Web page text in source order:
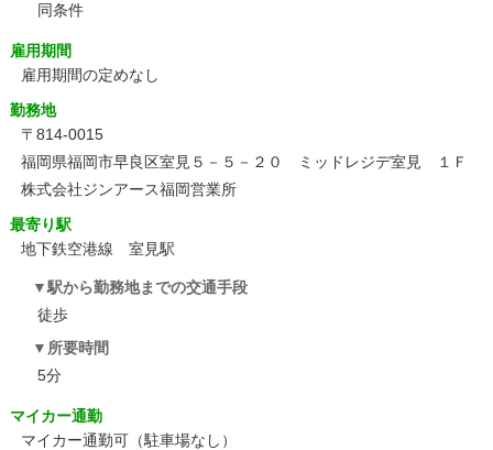
同条件
雇用期間
雇用期間の定めなし
勤務地
〒814-0015
福岡県福岡市早良区室見５－５－２０ ミッドレジデ室見 １Ｆ
株式会社ジンアース福岡営業所
最寄り駅
地下鉄空港線 室見駅
駅から勤務地までの交通手段
徒歩
所要時間
5分
マイカー通勤
マイカー通勤可（駐車場なし）